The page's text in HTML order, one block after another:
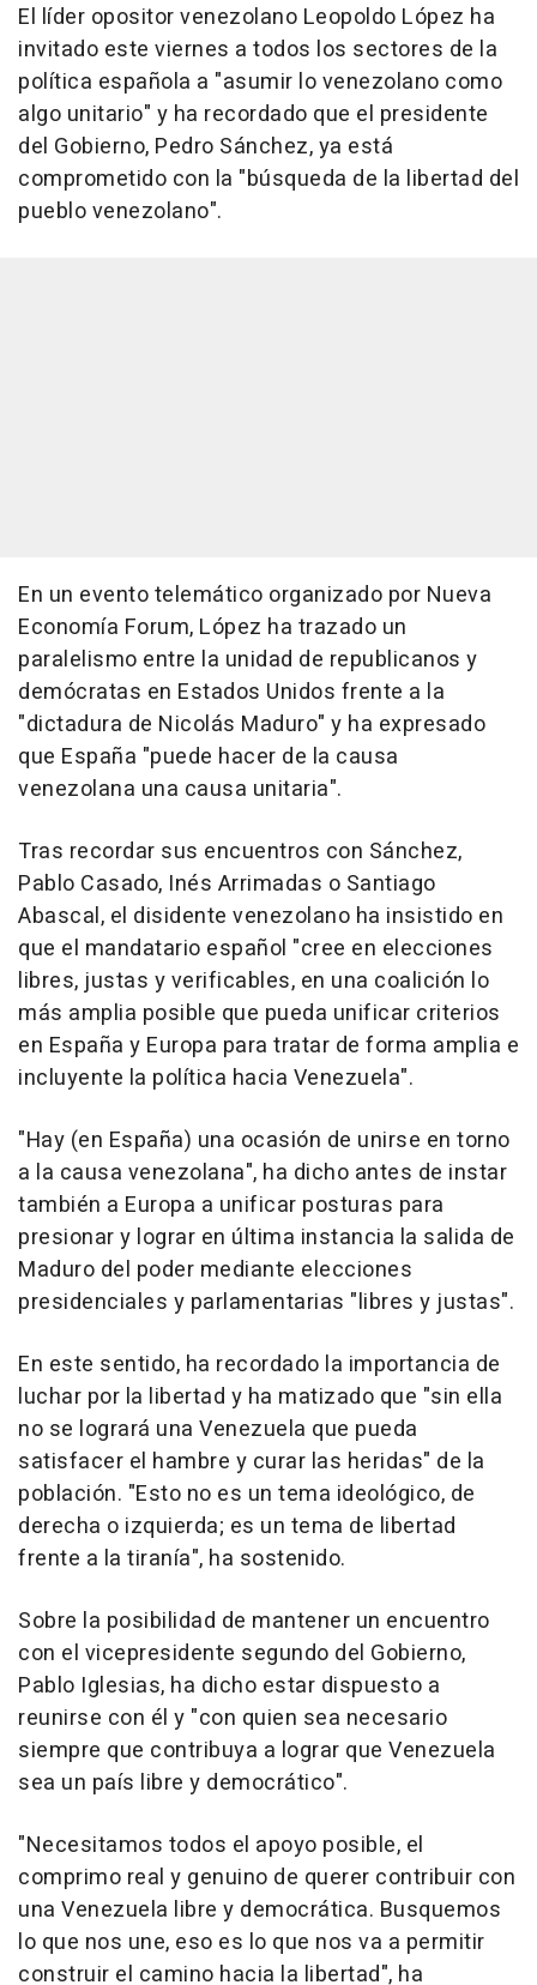
El líder opositor venezolano Leopoldo López ha
invitado este viernes a todos los sectores de la
política española a "asumir lo venezolano como
algo unitario" y ha recordado que el presidente
del Gobierno, Pedro Sánchez, ya está
comprometido con la "búsqueda de la libertad del
pueblo venezolano".
En un evento telemático organizado por Nueva
Economía Forum, López ha trazado un
paralelismo entre la unidad de republicanos y
demócratas en Estados Unidos frente a la
"dictadura de Nicolás Maduro" y ha expresado
que España "puede hacer de la causa
venezolana una causa unitaria".
Tras recordar sus encuentros con Sánchez,
Pablo Casado, Inés Arrimadas o Santiago
Abascal, el disidente venezolano ha insistido en
que el mandatario español "cree en elecciones
libres, justas y verificables, en una coalición lo
más amplia posible que pueda unificar criterios
en España y Europa para tratar de forma amplia e
incluyente la política hacia Venezuela".
"Hay (en España) una ocasión de unirse en torno
a la causa venezolana", ha dicho antes de instar
también a Europa a unificar posturas para
presionar y lograr en última instancia la salida de
Maduro del poder mediante elecciones
presidenciales y parlamentarias "libres y justas".
En este sentido, ha recordado la importancia de
luchar por la libertad y ha matizado que "sin ella
no se logrará una Venezuela que pueda
satisfacer el hambre y curar las heridas" de la
población. "Esto no es un tema ideológico, de
derecha o izquierda; es un tema de libertad
frente a la tiranía", ha sostenido.
Sobre la posibilidad de mantener un encuentro
con el vicepresidente segundo del Gobierno,
Pablo Iglesias, ha dicho estar dispuesto a
reunirse con él y "con quien sea necesario
siempre que contribuya a lograr que Venezuela
sea un país libre y democrático".
"Necesitamos todos el apoyo posible, el
comprimo real y genuino de querer contribuir con
una Venezuela libre y democrática. Busquemos
lo que nos une, eso es lo que nos va a permitir
construir el camino hacia la libertad", ha